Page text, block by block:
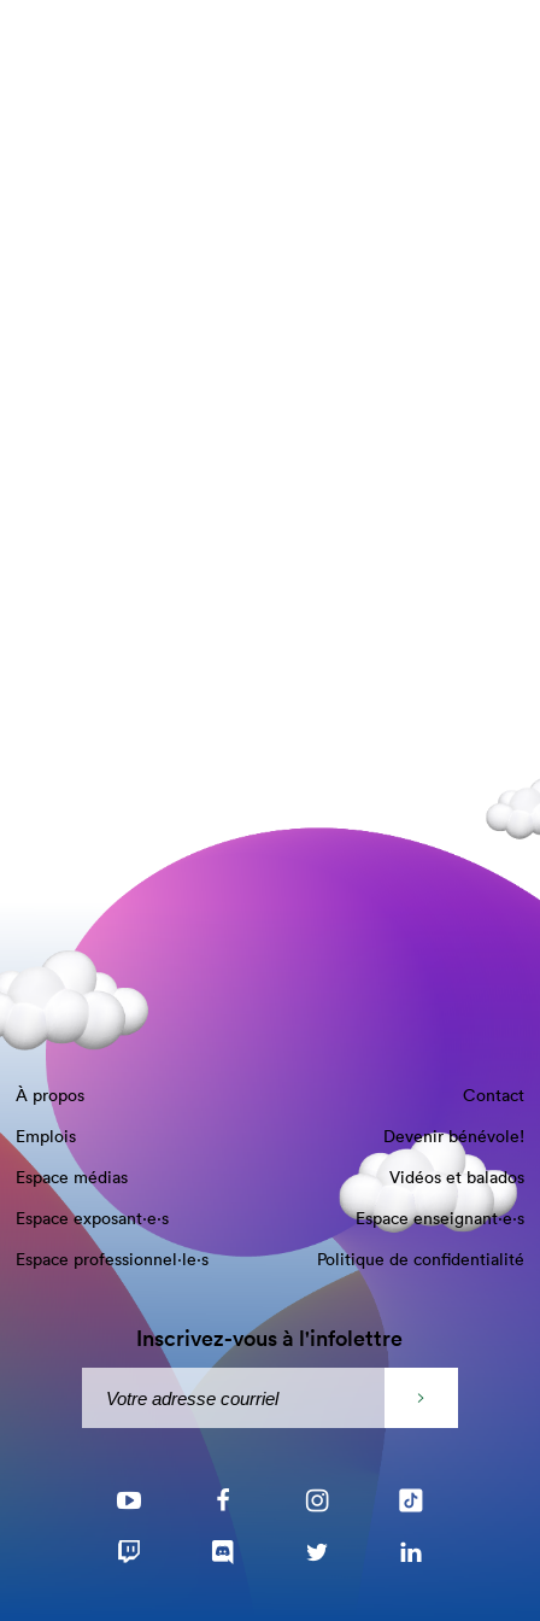
À propos
Contact
Emplois
Devenir bénévole!
Espace médias
Vidéos et balados
Espace exposant·e⋅s
Espace enseignant·e⋅s
Espace professionnel·le⋅s
Politique de confidentialité
Inscrivez-vous à l'infolettre